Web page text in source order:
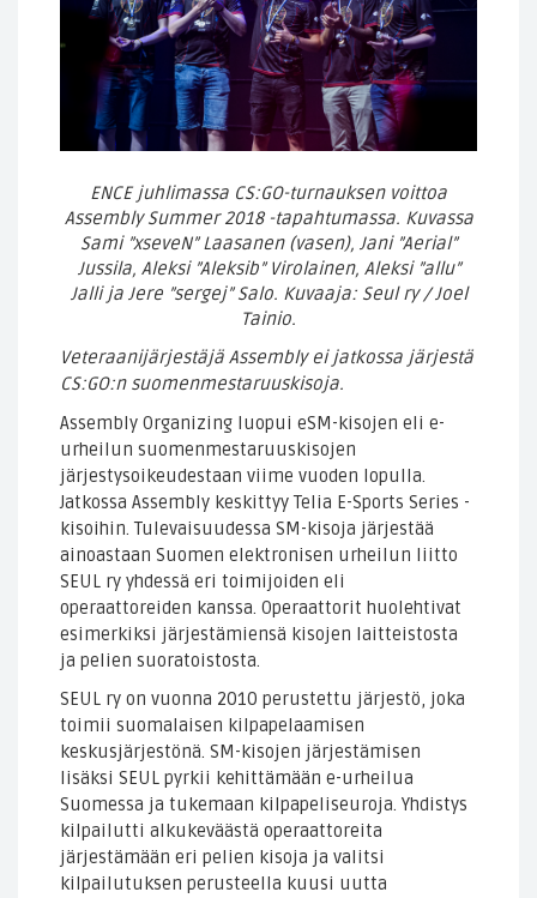
ENCE juhlimassa CS:GO-turnauksen voittoa
Assembly Summer 2018 -tapahtumassa. Kuvassa
Sami ”xseveN” Laasanen (vasen), Jani ”Aerial”
Jussila, Aleksi ”Aleksib” Virolainen, Aleksi ”allu”
Jalli ja Jere ”sergej” Salo. Kuvaaja: Seul ry / Joel
Tainio.
Veteraanijärjestäjä Assembly ei jatkossa järjestä
CS:GO:n suomenmestaruuskisoja.
Assembly Organizing luopui eSM-kisojen eli e-
urheilun suomenmestaruuskisojen
järjestysoikeudestaan viime vuoden lopulla.
Jatkossa Assembly keskittyy Telia E-Sports Series -
kisoihin. Tulevaisuudessa SM-kisoja järjestää
ainoastaan Suomen elektronisen urheilun liitto
SEUL ry yhdessä eri toimijoiden eli
operaattoreiden kanssa. Operaattorit huolehtivat
esimerkiksi järjestämiensä kisojen laitteistosta
ja pelien suoratoistosta.
SEUL ry on vuonna 2010 perustettu järjestö, joka
toimii suomalaisen kilpapelaamisen
keskusjärjestönä. SM-kisojen järjestämisen
lisäksi SEUL pyrkii kehittämään e-urheilua
Suomessa ja tukemaan kilpapeliseuroja. Yhdistys
kilpailutti alkukeväästä operaattoreita
järjestämään eri pelien kisoja ja valitsi
kilpailutuksen perusteella kuusi uutta